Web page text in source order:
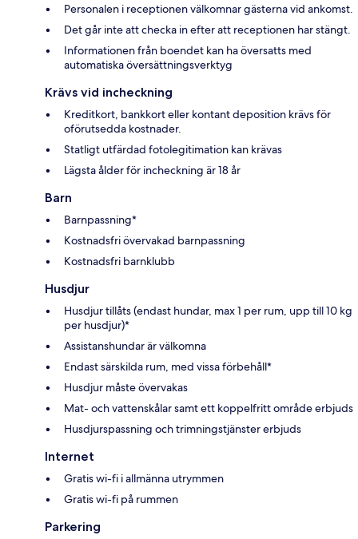
Personalen i receptionen välkomnar gästerna vid ankomst.
Det går inte att checka in efter att receptionen har stängt.
Informationen från boendet kan ha översatts med
automatiska översättningsverktyg
Krävs vid incheckning
Kreditkort, bankkort eller kontant deposition krävs för
oförutsedda kostnader.
Statligt utfärdad fotolegitimation kan krävas
Lägsta ålder för incheckning är 18 år
Barn
Barnpassning*
Kostnadsfri övervakad barnpassning
Kostnadsfri barnklubb
Husdjur
Husdjur tillåts (endast hundar, max 1 per rum, upp till 10 kg
per husdjur)*
Assistanshundar är välkomna
Endast särskilda rum, med vissa förbehåll*
Husdjur måste övervakas
Mat- och vattenskålar samt ett koppelfritt område erbjuds
Husdjurspassning och trimningstjänster erbjuds
Internet
Gratis wi-fi i allmänna utrymmen
Gratis wi-fi på rummen
Parkering